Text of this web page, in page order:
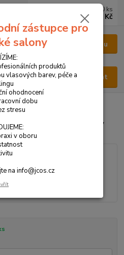
Menu
Hledat
0 ks
0 Kč
PARFÉM DÁMSKÝ 50 ml - NEW
50 ml - NEW
zástupce pro
salony
produktů
vlasových barev, péče a
ohodnocení
dobu
stresu
v oboru
na info@jcos.cz